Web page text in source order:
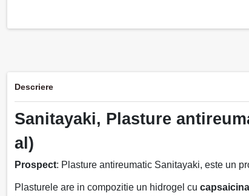
Descriere
Sanitayaki, Plasture
al)
Prospect: Plasture antireumatic Sanitayaki, este un
Plasturele are in compozitie un hidrogel cu capsaicina